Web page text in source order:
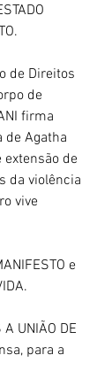
de Direitos
de
firma
de Agatha
de
da violência
vive
e
UNIÃO DE
para a